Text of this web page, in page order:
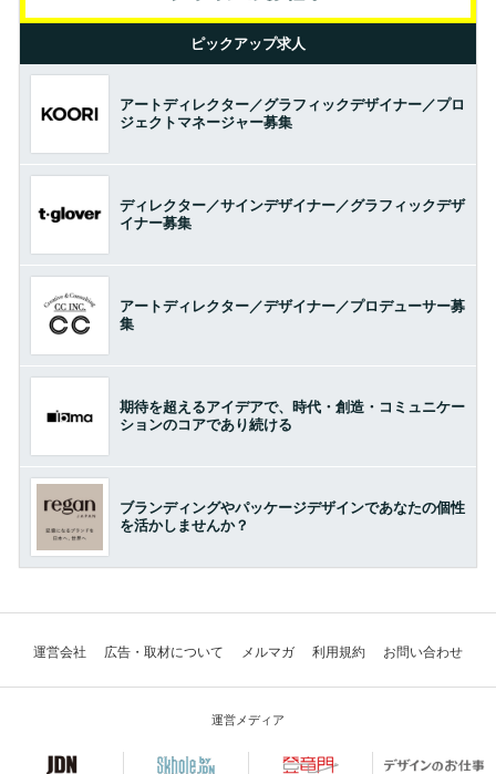
ピックアップ求人
アートディレクター／グラフィックデザイナー／プロ
ジェクトマネージャー募集
ディレクター／サインデザイナー／グラフィックデザ
イナー募集
アートディレクター／デザイナー／プロデューサー募
集
期待を超えるアイデアで、時代・創造・コミュニケー
ションのコアであり続ける
ブランディングやパッケージデザインであなたの個性
を活かしませんか？
運営会社 広告・取材について メルマガ 利用規約 お問い合わせ
運営メディア